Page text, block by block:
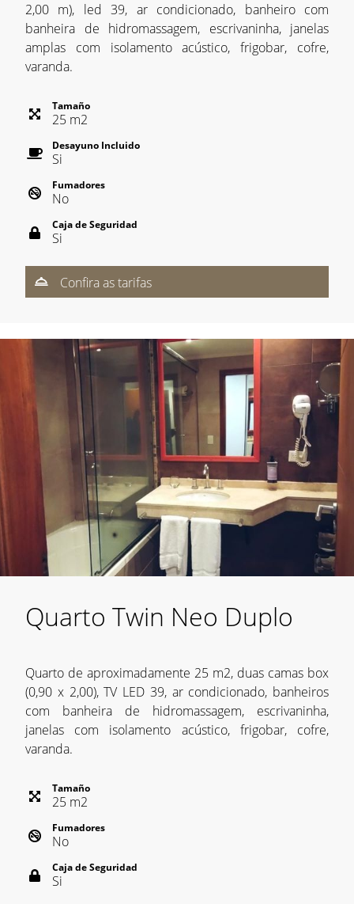
2,00 m), led 39, ar condicionado, banheiro com
banheira de hidromassagem, escrivaninha, janelas
amplas com isolamento acústico, frigobar, cofre,
varanda.
Tamaño
25 m2
Desayuno Incluido
Si
Fumadores
No
Caja de Seguridad
Si
Confira as tarifas
Quarto Twin Neo Duplo
Quarto de aproximadamente 25 m2, duas camas box
(0,90 x 2,00), TV LED 39, ar condicionado, banheiros
com banheira de hidromassagem, escrivaninha,
janelas com isolamento acústico, frigobar, cofre,
varanda.
Tamaño
25 m2
Fumadores
No
Caja de Seguridad
Si